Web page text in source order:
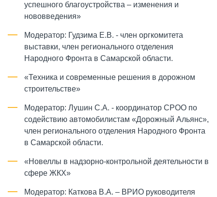
успешного благоустройства – изменения и
нововведения»
Модератор: Гудзима Е.В. - член оргкомитета
выставки, член регионального отделения
Народного Фронта в Самарской области.
«Техника и современные решения в дорожном
строительстве»
Модератор: Лушин С.А. - координатор СРОО по
содействию автомобилистам «Дорожный Альянс»,
член регионального отделения Народного Фронта
в Самарской области.
«Новеллы в надзорно-контрольной деятельности в
сфере ЖКХ»
Модератор: Каткова В.А. – ВРИО руководителя